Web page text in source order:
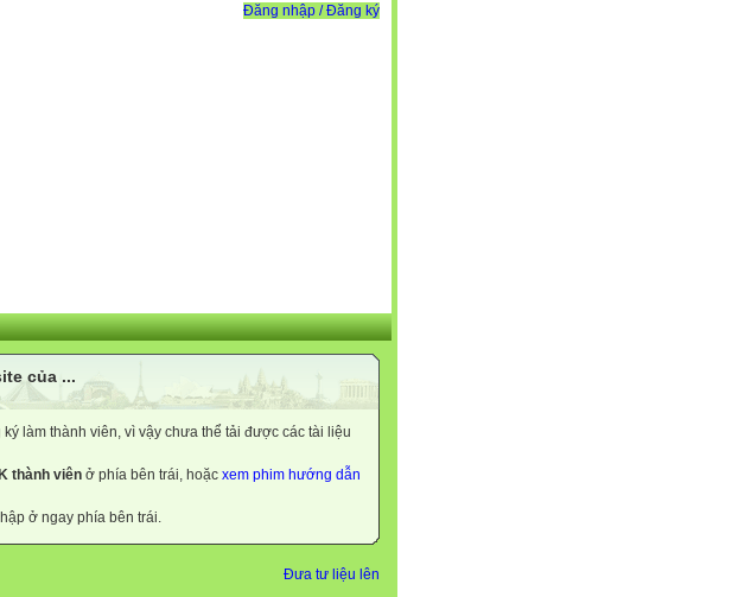
Đăng nhập / Đăng ký
của ...
làm thành viên, vì vậy chưa thể tải được các tài liệu
thành viên ở phía bên trái, hoặc xem phim hướng dẫn
ở ngay phía bên trái.
Đưa tư liệu lên